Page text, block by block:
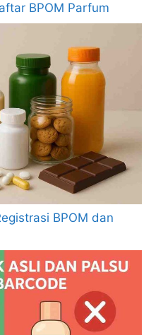
BPOM Parfum
BPOM dan